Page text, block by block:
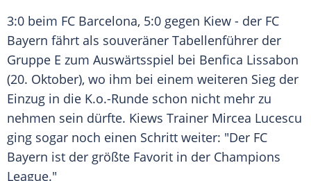
3:0 beim FC Barcelona, 5:0 gegen Kiew - der FC
Bayern fährt als souveräner Tabellenführer der
Gruppe E zum Auswärtsspiel bei Benfica Lissabon
(20. Oktober), wo ihm bei einem weiteren Sieg der
Einzug in die K.o.-Runde schon nicht mehr zu
nehmen sein dürfte. Kiews Trainer Mircea Lucescu
ging sogar noch einen Schritt weiter: "Der FC
Bayern ist der größte Favorit in der Champions
League."